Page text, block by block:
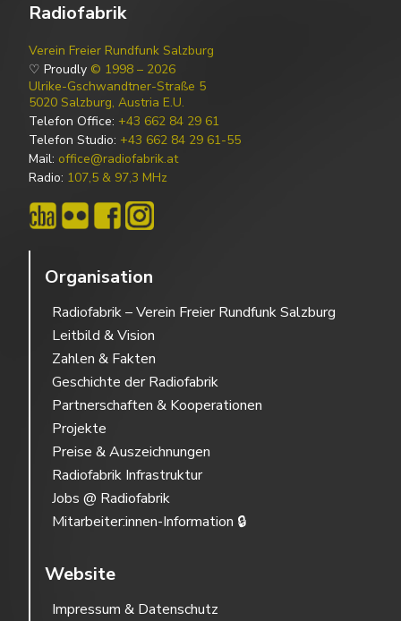
Radiofabrik
Verein Freier Rundfunk Salzburg
♡ Proudly © 1998 – 2026
Ulrike-Gschwandtner-Straße 5
5020 Salzburg, Austria E.U.
Telefon Office: +43 662 84 29 61
Telefon Studio: +43 662 84 29 61-55
Mail: office@radiofabrik.at
Radio: 107,5 & 97,3 MHz
Organisation
Radiofabrik – Verein Freier Rundfunk Salzburg
Leitbild & Vision
Zahlen & Fakten
Geschichte der Radiofabrik
Partnerschaften & Kooperationen
Projekte
Preise & Auszeichnungen
Radiofabrik Infrastruktur
Jobs @ Radiofabrik
Mitarbeiter:innen-Information 🔒
Website
Impressum & Datenschutz